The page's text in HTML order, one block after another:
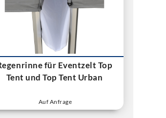
für Eventzelt Top
Tent und Top Tent Urban
Auf Anfrage